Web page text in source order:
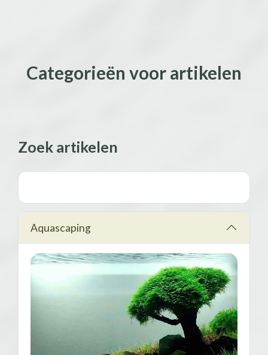
Categorieën voor artikelen
Zoek artikelen
Aquascaping